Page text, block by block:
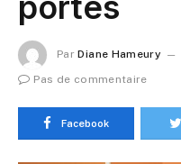
Par Diane Hameury
Pas de commentaire
Facebook